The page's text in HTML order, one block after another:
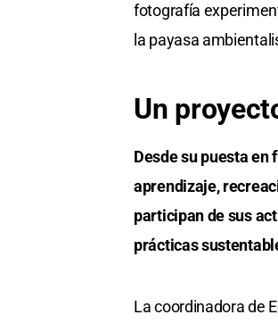
fotografía
la payasa
Un
Desde su puesta en
aprendizaje,
participan de sus
prácticas
La coordinadora de